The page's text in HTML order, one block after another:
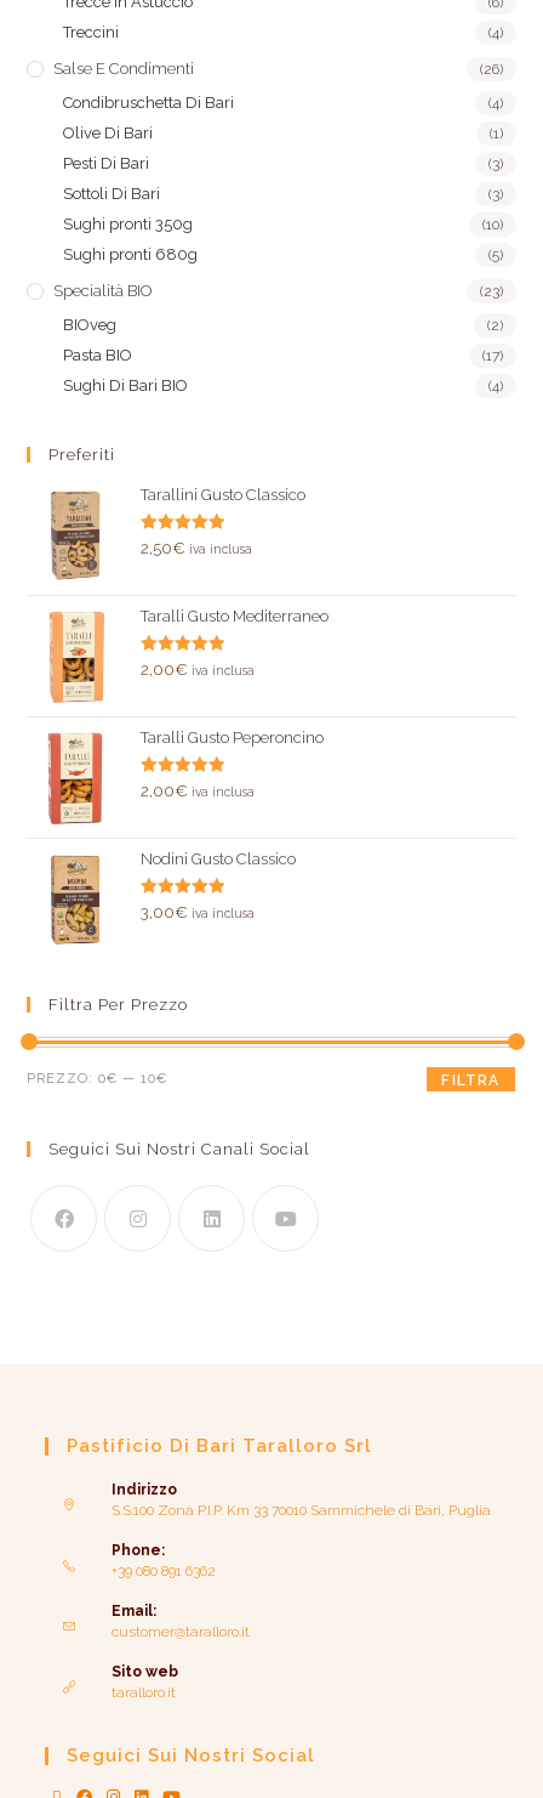
Treccini (4)
Salse E Condimenti (26)
Condibruschetta Di Bari (4)
Olive Di Bari (1)
Pesti Di Bari (3)
Sottoli Di Bari (3)
Sughi pronti 350g (10)
Sughi pronti 680g (5)
Specialità BIO (23)
BIOveg (2)
Pasta BIO (17)
Sughi Di Bari BIO (4)
Preferiti
Tarallini Gusto Classico
Valutato
2,50€ iva inclusa
Taralli Gusto Mediterraneo
Valutato
2,00€ iva inclusa
Taralli Gusto Peperoncino
Valutato
2,00€ iva inclusa
Nodini Gusto Classico
Valutato
3,00€ iva inclusa
Filtra Per Prezzo
FILTRA
PREZZO:0€ —10€
Seguici Sui Nostri Canali Social
Pastificio Di Bari Taralloro Srl
Indirizzo
S.S.100 Zona P.I.P. Km 33 70010 Sammichele di Bari, Puglia
Phone:
+39 080 891 6362
Email:
customer@taralloro.it
Sito web
taralloro.it
Seguici Sui Nostri Social